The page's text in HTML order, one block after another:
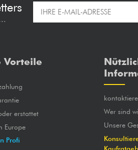
Vorteile
erstattet
Europe
Profi
Wer sind
Unsere